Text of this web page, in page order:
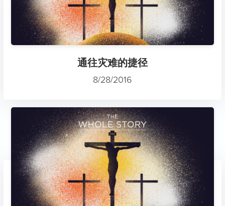
通往灾难的捷径
8/28/2016